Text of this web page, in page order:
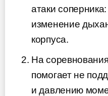
атаки
изменение
корпуса.
На
помогает не
и давлению